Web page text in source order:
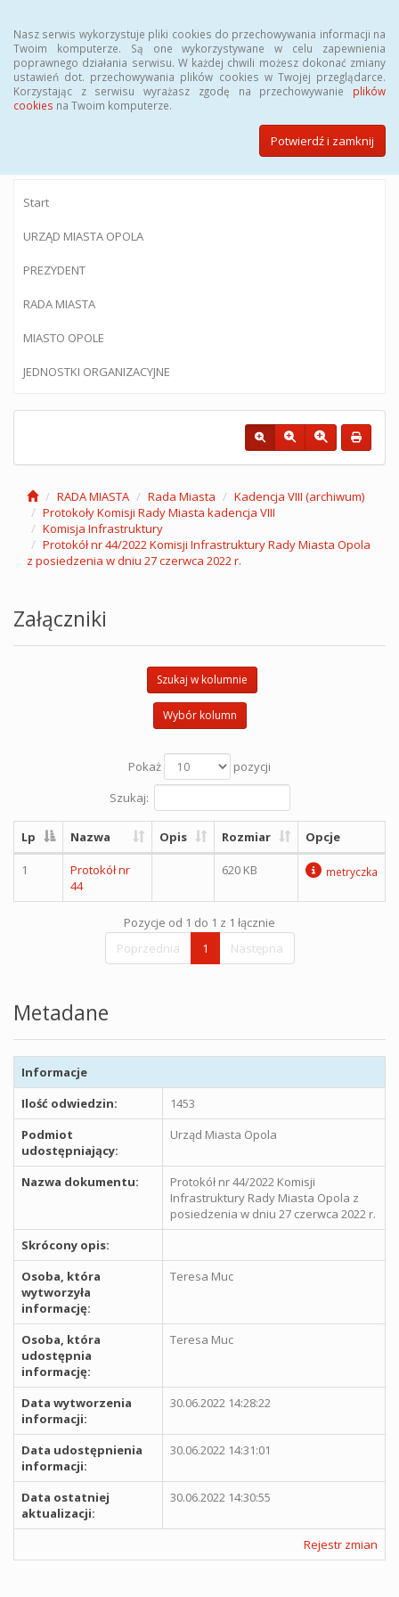
Nasz serwis wykorzystuje pliki cookies do przechowywania informacji na
Twoim komputerze. Są one wykorzystywane w celu zapewnienia
poprawnego działania serwisu. W każdej chwili możesz dokonać zmiany
ustawień dot. przechowywania plików cookies w Twojej przeglądarce.
Korzystając z serwisu wyrażasz zgodę na przechowywanie plików
cookies na Twoim komputerze.
Potwierdź i zamknij
BIULETYN INFORMACJI PUBLICZNEJ
Urzędu Miasta Opola
Start
URZĄD MIASTA OPOLA
PREZYDENT
RADA MIASTA
MIASTO OPOLE
JEDNOSTKI ORGANIZACYJNE
RADA MIASTA Rada Miasta
Kadencja VIII (archiwum)
Protokoły Komisji Rady Miasta kadencja VIII
Komisja Infrastruktury
Protokół nr 44/2022 Komisji Infrastruktury Rady Miasta Opola
z posiedzenia w dniu 27 czerwca 2022 r.
Załączniki
Szukaj w kolumnie
Wybór kolumn
Pokaż
pozycji
Szukaj:
Lp Nazwa Opis Rozmiar Opcje
1
Protokół nr
44
620 KB metryczka
Pozycje od 1 do 1 z 1 łącznie
Poprzednia
1 Następna
Metadane
Informacje
Ilość odwiedzin:
1453
Podmiot
udostępniający:
Urząd Miasta Opola
Nazwa dokumentu:
Protokół nr 44/2022 Komisji
Infrastruktury Rady Miasta Opola z
posiedzenia w dniu 27 czerwca 2022 r.
Skrócony opis:
Osoba, która
wytworzyła
informację:
Teresa Muc
Osoba, która
udostępnia
informację:
Teresa Muc
Data wytworzenia
informacji:
30.06.2022 14:28:22
Data udostępnienia
informacji:
30.06.2022 14:31:01
Data ostatniej
aktualizacji:
30.06.2022 14:30:55
Rejestr zmian